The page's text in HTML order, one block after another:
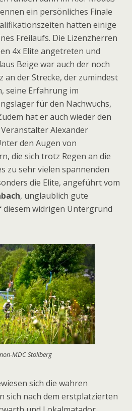
ein persönliches Finale
hatten einige
Freilaufs. Die Lizenzherren
4x Elite angetreten und
Beige war auch der noch
an der Strecke, der zumindest
seine Erfahrung im
für den Nachwuchs,
hat er auch wieder den
Alexander
den Augen von
die sich trotz Regen an die
zu sehr vielen spannenden
die Elite, angeführt vom
, unglaublich gute
widrigen Untergrund
MDC Stollberg
sich die wahren
sich nach dem erstplatzierten